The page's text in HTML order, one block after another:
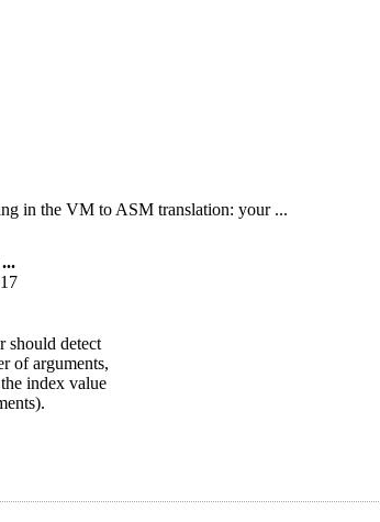
in the VM to ASM translation: your ...
should detect
of arguments,
index value